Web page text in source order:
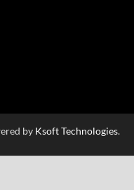
by Ksoft Technologies.